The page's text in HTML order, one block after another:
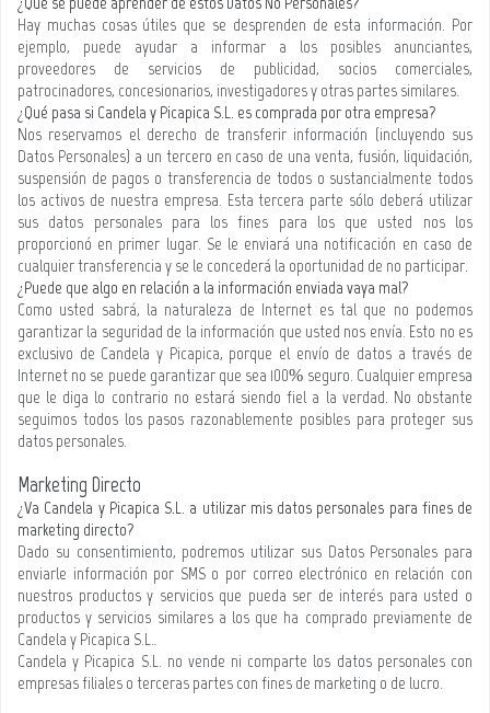
Hay muchas cosas útiles que se desprenden de esta información. Por
ejemplo, puede ayudar a informar a los posibles anunciantes,
proveedores de servicios de publicidad, socios comerciales,
patrocinadores, concesionarios, investigadores y otras partes similares.
¿Qué pasa si Candela y Picapica S.L. es comprada por otra empresa?
Nos reservamos el derecho de transferir información (incluyendo sus
Datos Personales) a un tercero en caso de una venta, fusión, liquidación,
suspensión de pagos o transferencia de todos o sustancialmente todos
los activos de nuestra empresa. Esta tercera parte sólo deberá utilizar
sus datos personales para los fines para los que usted nos los
proporcionó en primer lugar. Se le enviará una notificación en caso de
cualquier transferencia y se le concederá la oportunidad de no participar.
¿Puede que algo en relación a la información enviada vaya mal?
Como usted sabrá, la naturaleza de Internet es tal que no podemos
garantizar la seguridad de la información que usted nos envía. Esto no es
exclusivo de Candela y Picapica, porque el envío de datos a través de
Internet no se puede garantizar que sea 100% seguro. Cualquier empresa
que le diga lo contrario no estará siendo fiel a la verdad. No obstante
seguimos todos los pasos razonablemente posibles para proteger sus
datos personales.
Marketing Directo
¿Va Candela y Picapica S.L. a utilizar mis datos personales para fines de
marketing directo?
Dado su consentimiento, podremos utilizar sus Datos Personales para
enviarle información por SMS o por correo electrónico en relación con
nuestros productos y servicios que pueda ser de interés para usted o
productos y servicios similares a los que ha comprado previamente de
Candela y Picapica S.L..
Candela y Picapica S.L. no vende ni comparte los datos personales con
empresas filiales o terceras partes con fines de marketing o de lucro.